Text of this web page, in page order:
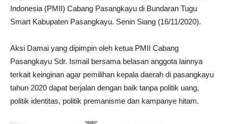
Indonesia (PMII) Cabang Pasangkayu di Bundaran Tugu
Smart Kabupaten Pasangkayu. Senin Siang (16/11/2020).
Aksi Damai yang dipimpin oleh ketua PMII Cabang
Pasangkayu Sdr. Ismail bersama belasan anggota lainnya
terkait keinginan agar pemilihan kepala daerah di pasangkayu
tahun 2020 dapat berjalan dengan baik tanpa politik uang,
politik identitas, politik premanisme dan kampanye hitam.